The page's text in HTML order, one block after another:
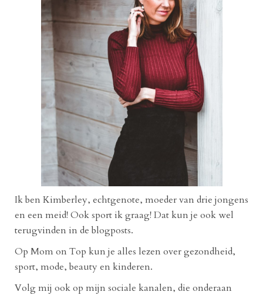
Ik ben Kimberley, echtgenote, moeder van drie jongens
en een meid! Ook sport ik graag! Dat kun je ook wel
terugvinden in de blogposts.
Op Mom on Top kun je alles lezen over gezondheid,
sport, mode, beauty en kinderen.
Volg mij ook op mijn sociale kanalen, die onderaan